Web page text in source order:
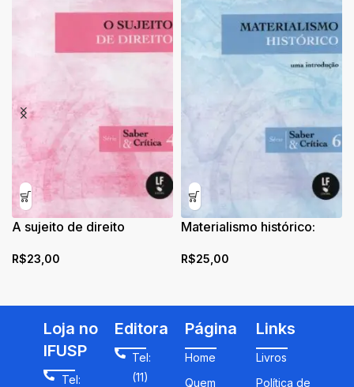
A sujeito de direito
R$23,00
Materialismo histórico:
R$25,00
Loja no
IFUSP
Tel:
Editora
Tel:
(11)
Página
Home
Quem
Links
Livros
Política de